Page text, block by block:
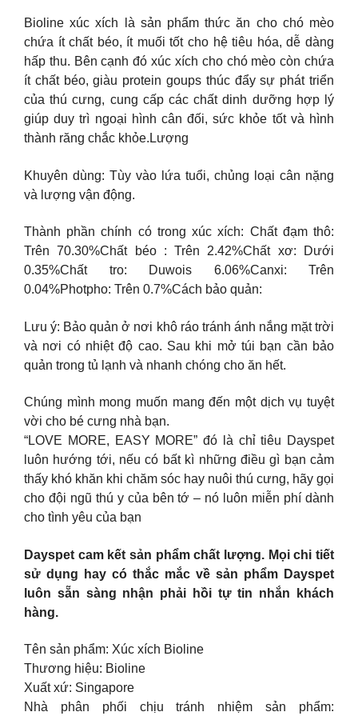
Bioline xúc xích là sản phẩm thức ăn cho chó mèo
chứa ít chất béo, ít muối tốt cho hệ tiêu hóa, dễ dàng
hấp thu. Bên cạnh đó xúc xích cho chó mèo còn chứa
ít chất béo, giàu protein goups thúc đẩy sự phát triển
của thú cưng, cung cấp các chất dinh dưỡng hợp lý
giúp duy trì ngoại hình cân đối, sức khỏe tốt và hình
thành răng chắc khỏe.Lượng
Khuyên dùng: Tùy vào lứa tuổi, chủng loại cân nặng
và lượng vận động.
Thành phần chính có trong xúc xích: Chất đạm thô:
Trên 70.30%Chất béo : Trên 2.42%Chất xơ: Dưới
0.35%Chất tro: Duwois 6.06%Canxi: Trên
0.04%Photpho: Trên 0.7%Cách bảo quản:
Lưu ý: Bảo quản ở nơi khô ráo tránh ánh nắng mặt trời
và nơi có nhiệt độ cao. Sau khi mở túi bạn cần bảo
quản trong tủ lạnh và nhanh chóng cho ăn hết.
Chúng mình mong muốn mang đến một dịch vụ tuyệt
vời cho bé cưng nhà bạn.
“LOVE MORE, EASY MORE” đó là chỉ tiêu Dayspet
luôn hướng tới, nếu có bất kì những điều gì bạn cảm
thấy khó khăn khi chăm sóc hay nuôi thú cưng, hãy gọi
cho đội ngũ thú y của bên tớ – nó luôn miễn phí dành
cho tình yêu của bạn
Dayspet cam kết sản phẩm chất lượng. Mọi chi tiết
sử dụng hay có thắc mắc về sản phẩm Dayspet
luôn sẵn sàng nhận phải hồi tự tin nhắn khách
hàng.
Tên sản phẩm: Xúc xích Bioline
Thương hiệu: Bioline
Xuất xứ: Singapore
Nhà phân phối chịu tránh nhiệm sản phẩm: